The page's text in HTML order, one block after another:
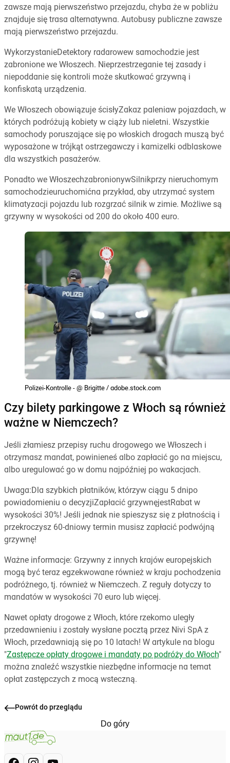
zawsze mają pierwszeństwo przejazdu, chyba że w pobliżu
znajduje się trasa alternatywna. Autobusy publiczne zawsze
mają pierwszeństwo przejazdu.
WykorzystanieDetektory radarowew samochodzie jest
zabronione we Włoszech. Nieprzestrzeganie tej zasady i
niepoddanie się kontroli może skutkować grzywną i
konfiskatą urządzenia.
We Włoszech obowiązuje ścisłyZakaz paleniaw pojazdach, w
których podróżują kobiety w ciąży lub nieletni. Wszystkie
samochody poruszające się po włoskich drogach muszą być
wyposażone w trójkąt ostrzegawczy i kamizelki odblaskowe
dla wszystkich pasażerów.
Ponadto we WłoszechzabronionywSilnikprzy nieruchomym
samochodzieuruchomićna przykład, aby utrzymać system
klimatyzacji pojazdu lub rozgrzać silnik w zimie. Możliwe są
grzywny w wysokości od 200 do około 400 euro.
Polizei-Kontrolle - @ Brigitte / adobe.stock.com
Czy bilety parkingowe z Włoch są również
ważne w Niemczech?
Jeśli złamiesz przepisy ruchu drogowego we Włoszech i
otrzymasz mandat, powinieneś albo zapłacić go na miejscu,
albo uregulować go w domu najpóźniej po wakacjach.
Uwaga:Dla szybkich płatników, którzyw ciągu 5 dnipo
powiadomieniu o decyzjiZapłacić grzywnęjestRabat w
wysokości 30%! Jeśli jednak nie spieszysz się z płatnością i
przekroczysz 60-dniowy termin musisz zapłacić podwójną
grzywnę!
Ważne informacje: Grzywny z innych krajów europejskich
mogą być teraz egzekwowane również w kraju pochodzenia
podróżnego, tj. również w Niemczech. Z reguły dotyczy to
mandatów w wysokości 70 euro lub więcej.
Nawet opłaty drogowe z Włoch, które rzekomo uległy
przedawnieniu i zostały wysłane pocztą przez Nivi SpA z
Włoch, przedawniają się po 10 latach! W artykule na blogu
"Zastępcze opłaty drogowe i mandaty po podróży do Włoch"
można znaleźć wszystkie niezbędne informacje na temat
opłat zastępczych z mocą wsteczną.
Powrót do przeglądu
Do góry